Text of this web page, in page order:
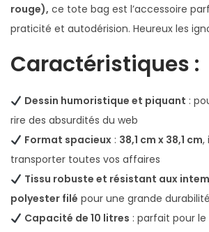
rouge), ce tote bag est l’accessoire
praticité et autodérision. Heureux les
Caractéristiques :
Dessin humoristique et piquant :
rire des absurdités du web
Format spacieux: 38,1 cm x 38,1 cm,
transporter toutes vos affaires
Tissu robuste et résistant aux
polyester filé pour une grande durabilité
Capacité de 10 litres : parfait pour le